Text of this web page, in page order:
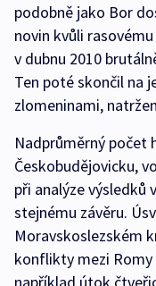
podobně jako Bor
novin kvůli
v dubnu 2010
Ten poté skončil na
zlomeninami,
Nadprůměrný počet
Českobudějovicku,
při analýze výsledků
stejnému závěru.
Moravskoslezském
konflikty mezi Romy